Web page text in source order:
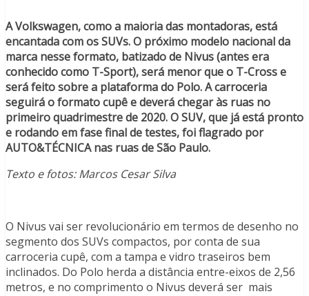
A Volkswagen, como a maioria das montadoras, está
encantada com os SUVs. O próximo modelo nacional da
marca nesse formato, batizado de Nivus (antes era
conhecido como T-Sport), será menor que o T-Cross e
será feito sobre a plataforma do Polo. A carroceria
seguirá o formato cupê e deverá chegar às ruas no
primeiro quadrimestre de 2020. O SUV, que já está pronto
e rodando em fase final de testes, foi flagrado por
AUTO&TÉCNICA nas ruas de São Paulo.
Texto e fotos: Marcos Cesar Silva
O Nivus vai ser revolucionário em termos de desenho no
segmento dos SUVs compactos, por conta de sua
carroceria cupê, com a tampa e vidro traseiros bem
inclinados. Do Polo herda a distância entre-eixos de 2,56
metros, e no comprimento o Nivus deverá ser mais